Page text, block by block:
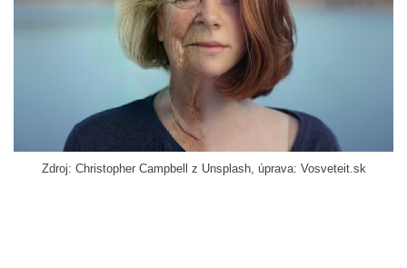
Zdroj: Christopher Campbell z Unsplash, úprava: Vosveteit.sk